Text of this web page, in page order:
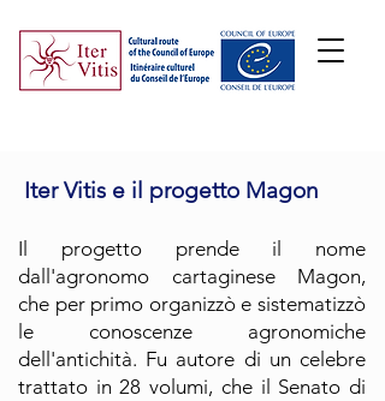
Iter Vitis e il progetto Magon
Il progetto prende il nome
dall'agronomo cartaginese Magon,
che per primo organizzò e sistematizzò
le conoscenze agronomiche
dell'antichità. Fu autore di un celebre
trattato in 28 volumi, che il Senato di